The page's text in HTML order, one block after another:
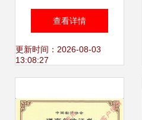
与服务的语言桥梁
查看详情
更新时间：2026-08-03
13:08:27